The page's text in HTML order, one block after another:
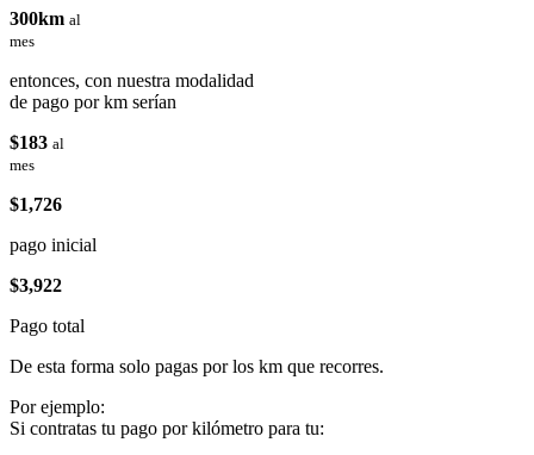
300km al
mes
entonces, con nuestra modalidad
de pago por km serían
$183 al
mes
$1,726
pago inicial
$3,922
Pago total
De esta forma solo pagas por los km que recorres.
Por ejemplo:
Si contratas tu pago por kilómetro para tu: